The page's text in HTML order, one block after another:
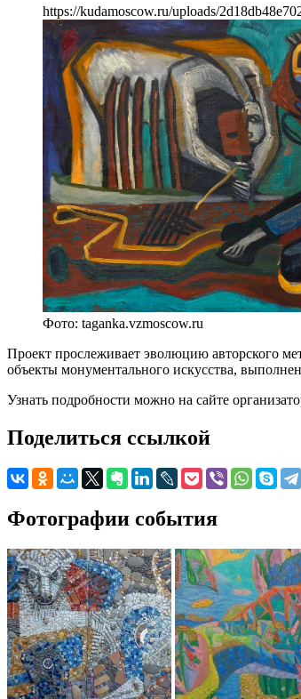
https://kudamoscow.ru/uploads/
Фото: taganka.vzmoscow.ru
Проект прослеживает эволюцию авторского
объекты монументального искусства,
Узнать подробности можно на сайте
Поделиться ссылкой
Фотографии события